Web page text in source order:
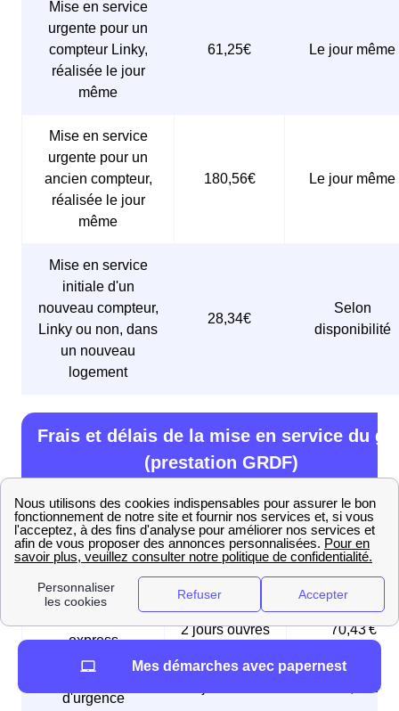
Mise en service
urgente pour un
compteur Linky,
réalisée le jour
même
61,25€ Le jour même
Mise en service
urgente pour un
ancien compteur,
réalisée le jour
même
180,56€ Le jour même
Mise en service
initiale d'un
nouveau compteur,
Linky ou non, dans
un nouveau
logement
28,34€
Selon
disponibilité
Frais et délais de la mise en service du
(prestation GRDF)
Type de mise en
service
Délai Prix en € TTC
🚦 Mise en service
initiale
express
2 jours ouvrés 70,43 €
⚠️ Mise en service
d'urgence
168,96 €
Mes démarches avec papernest